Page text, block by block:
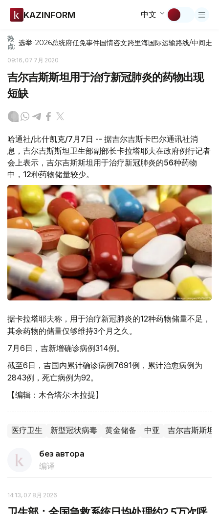
KAZINFORM 中文
热
点: 选举-2026总统府任免事件国情咨文跨里海国际运输路线/中间走廊
09:16, 07 7月 2020
吉尔吉斯斯坦用于治疗新冠肺炎的药物出现
短缺
哈通社/比什凯克/7月7日 -- 据吉尔吉斯卡巴尔通讯社消
息，吉尔吉斯斯坦卫生部副部长卡拉塔耶夫在政府例行记者
会上表示，吉尔吉斯斯坦用于治疗新冠肺炎的56种药物
中，12种药物储量较少。
据卡拉塔耶夫称，用于治疗新冠肺炎的12种药物储量不足，
其余药物的储量仅够维持3个月之久。
7月6日，吉新增确诊病例314例。
截至6日，吉国内累计确诊病例7691例，累计治愈病例为
2843例，死亡病例为92。
【编辑：木合塔尔·木拉提】
医疗卫生 新型冠状病毒 黄金储备 中亚 吉尔吉斯斯坦
без автора
编译
14:13, 07 8月 2026